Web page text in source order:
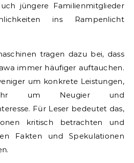
jüngere Familienmitglieder
ins Rampenlicht
tragen dazu bei, dass
immer häufiger auftauchen.
um konkrete Leistungen,
um Neugier und
Für Leser bedeutet das,
kritisch betrachten und
Fakten und Spekulationen